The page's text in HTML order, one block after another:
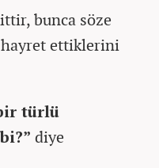
bunca söze
hayret ettiklerini
türlü
diye